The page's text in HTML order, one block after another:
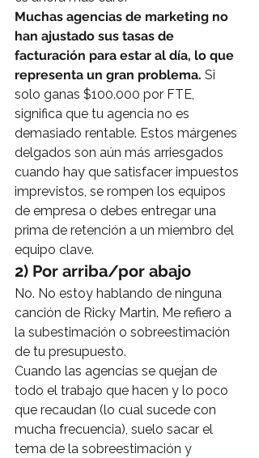
Muchas agencias de marketing no
han ajustado sus tasas de
facturación para estar al día, lo que
representa un gran problema. Si
solo ganas $100.000 por FTE,
significa que tu agencia no es
demasiado rentable. Estos márgenes
delgados son aún más arriesgados
cuando hay que satisfacer impuestos
imprevistos, se rompen los equipos
de empresa o debes entregar una
prima de retención a un miembro del
equipo clave.
2) Por arriba/por abajo
No. No estoy hablando de ninguna
canción de Ricky Martin. Me refiero a
la subestimación o sobreestimación
de tu presupuesto.
Cuando las agencias se quejan de
todo el trabajo que hacen y lo poco
que recaudan (lo cual sucede con
mucha frecuencia), suelo sacar el
tema de la sobreestimación y